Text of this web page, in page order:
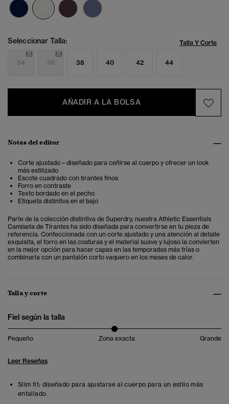
seleccionado
Seleccionar Talla: Talla Y Corte
34 36 38 40 42 44
AÑADIR A LA BOLSA
Notas del editor
Corte ajustado – diseñado para ceñirse al cuerpo y ofrecer un look
más estilizado
Escote cuadrado con tirantes finos
Forro en contraste
Texto bordado en el pecho
Etiqueta distintiva en el bajo
Parte de la colección distintiva de Superdry, nuestra Athletic Essentials
Camiseta de Tirantes ha sido diseñada para convertirse en tu pieza de
referencia. Confeccionada con un corte ajustado y una atención al detalle
exquisita, el forro en las costuras y el material suave y lujoso la convierten
en la mejor opción para hacer capas en las temporadas más frías o
combinarla con un pantalón corto vaquero en los meses de calor.
Talla y corte
Fiel según la talla
Pequeño Zona exacta Grande
Leer Reseñas
Slim fit: diseñado para ajustarse al cuerpo para un estilo más
entallado.